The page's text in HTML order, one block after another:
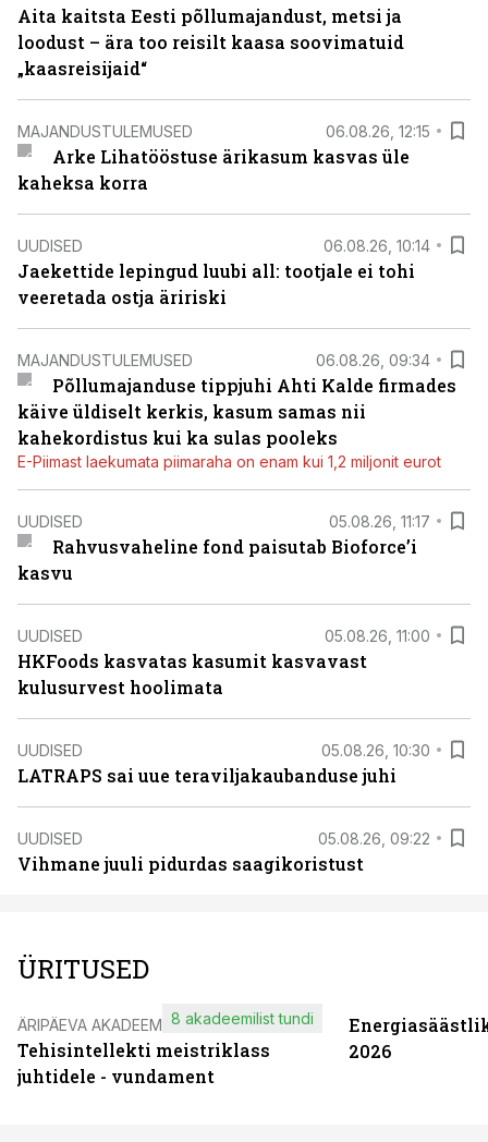
Aita kaitsta Eesti põllumajandust, metsi ja
loodust – ära too reisilt kaasa soovimatuid
„kaasreisijaid“
MAJANDUSTULEMUSED 06.08.26, 12:15
Arke Lihatööstuse ärikasum kasvas üle
kaheksa korra
UUDISED 06.08.26, 10:14
Jaekettide lepingud luubi all: tootjale ei tohi
veeretada ostja äririski
MAJANDUSTULEMUSED 06.08.26, 09:34
Põllumajanduse tippjuhi Ahti Kalde firmades
käive üldiselt kerkis, kasum samas nii
kahekordistus kui ka sulas pooleks
E-Piimast laekumata piimaraha on enam kui 1,2 miljonit eurot
UUDISED 05.08.26, 11:17
Rahvusvaheline fond paisutab Bioforce’i
kasvu
UUDISED 05.08.26, 11:00
HKFoods kasvatas kasumit kasvavast
kulusurvest hoolimata
UUDISED 05.08.26, 10:30
LATRAPS sai uue teraviljakaubanduse juhi
UUDISED 05.08.26, 09:22
Vihmane juuli pidurdas saagikoristust
ÜRITUSED
ÄRIPÄEVA AKADEEMIA
Tehisintellekti meistriklass
juhtidele - vundament
8 akadeemilist tundi
2026